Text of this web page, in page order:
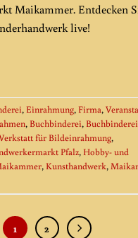
Maikammer. Entdecken
live!
,Einrahmung,Firma,
,Buchbinderei,
für Bildeinrahmung,
Pfalz,Hobby- und
,Kunsthandwerk,
1 2